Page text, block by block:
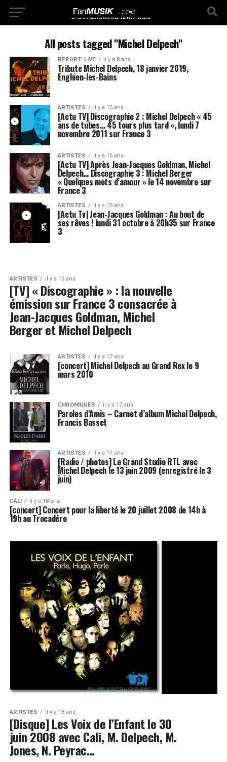
All posts tagged "Michel Delpech"
REPORT' LIVE il y a 8 ans
Tribute Michel Delpech, 18 janvier 2019,
Enghien-les-Bains
ARTISTES il y a 15 ans
[Actu TV] Discographie 2 : Michel Delpech « 45
ans de tubes… 45 tours plus tard », lundi 7
novembre 2011 sur France 3
ARTISTES il y a 15 ans
[Actu TV] Après Jean-Jacques Goldman, Michel
Delpech… Discographie 3 : Michel Berger
« Quelques mots d’amour » le 14 novembre sur
France 3
ARTISTES il y a 15 ans
[Actu Tv] Jean-Jacques Goldman : Au bout de
ses rêves ! lundi 31 octobre à 20h35 sur France
3
ARTISTES il y a 15 ans
[TV] « Discographie » : la nouvelle
émission sur France 3 consacrée à
Jean-Jacques Goldman, Michel
Berger et Michel Delpech
ARTISTES il y a 17 ans
[concert] Michel Delpech au Grand Rex le 9
mars 2010
CHRONIQUES il y a 17 ans
Paroles d’Amis – Carnet d’album Michel Delpech,
Francis Basset
ARTISTES il y a 17 ans
[Radio / photos] Le Grand Studio RTL avec
Michel Delpech le 13 juin 2009 (enregistré le 3
juin)
CALI il y a 18 ans
[concert] Concert pour la liberté le 20 juillet 2008 de 14h à
19h au Trocadéro
ARTISTES il y a 18 ans
[Disque] Les Voix de l’Enfant le 30
juin 2008 avec Cali, M. Delpech, M.
Jones, N. Peyrac…